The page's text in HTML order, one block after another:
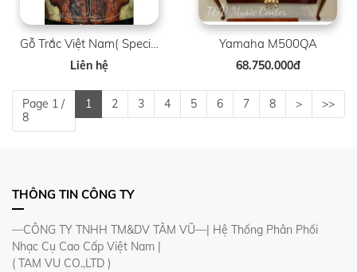
Gỗ Trắc Việt Nam( Special )
Liên hệ
Yamaha M500QA
68.750.000đ
Page 1 /
8
1 2 3 4 5 6 7 8 > >>
THÔNG TIN CÔNG TY
—CÔNG TY TNHH TM&DV TÂM VŨ—| Hệ Thống Phân Phối
Nhạc Cụ Cao Cấp Việt Nam |
( TAM VU CO.,LTD )